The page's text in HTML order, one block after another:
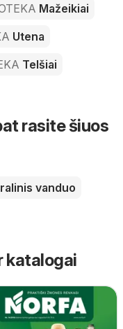
Mažeikiai
Utena
Telšiai
rasite šiuos
vanduo
katalogai